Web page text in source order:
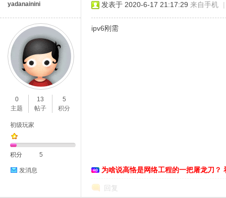
yadanainini
0
主题
13
帖子
5
积分
初级玩家
积分 5
发消息
发表于 2020-6-17 21:17:29 来自手机 |
ipv6刚需
为啥说高恪是网络工程的一把屠龙刀？
回复